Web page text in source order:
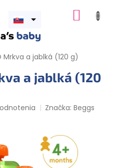
Otvoriť
Mrkva a jablká (120 g)
a jablká (120
Značka:Beggs